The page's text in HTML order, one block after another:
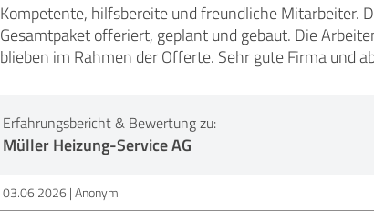
Kompetente, hilfsbereite und freundliche Mitarbeiter.
Gesamtpaket offeriert, geplant und gebaut. Die
blieben im Rahmen der Offerte. Sehr gute Firma und
Erfahrungsbericht & Bewertung zu:
Müller Heizung-Service AG
03.06.2026 Anonym